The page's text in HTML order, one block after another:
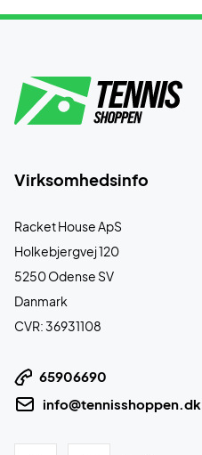
Virksomhedsinfo
Racket House ApS
Holkebjergvej 120
5250 Odense SV
Danmark
CVR: 36931108
65906690
info@tennisshoppen.dk